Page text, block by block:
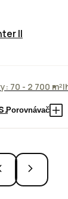
II
70 - 2 700 m²
Porovnávač